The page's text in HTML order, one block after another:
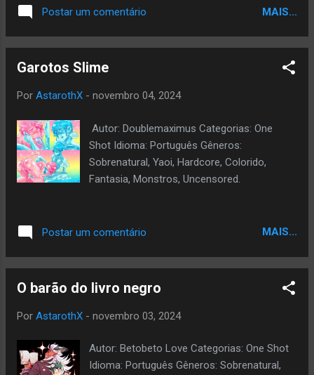
Postar um comentário MAIS...
Garotos Slime
Por AstarothX - novembro 04, 2024
Autor: Doublemaximus Categorias: One
Shot Idioma: Português Gêneros:
Sobrenatural, Yaoi, Hardcore, Colorido,
Fantasia, Monstros, Uncensored.
Postar um comentário MAIS...
O barão do livro negro
Por AstarothX - novembro 03, 2024
Autor: Betobeto Love Categorias: One Shot
Idioma: Português Gêneros: Sobrenatural,